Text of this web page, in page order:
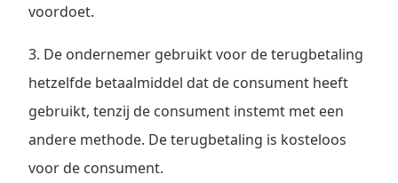
voordoet.
3. De ondernemer gebruikt voor de terugbetaling
hetzelfde betaalmiddel dat de consument heeft
gebruikt, tenzij de consument instemt met een
andere methode. De terugbetaling is kosteloos
voor de consument.